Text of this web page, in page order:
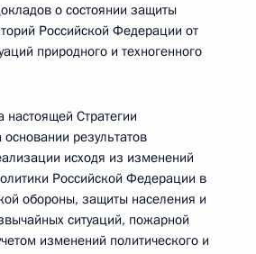
о состоянии защиты
Российской Федерации от
природного и техногенного
Стратегии
результатов
исходя из изменений
Российской Федерации в
обороны, защиты населения и
ситуаций, пожарной
изменений политического и